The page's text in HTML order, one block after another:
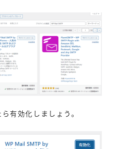
有効化しましょう。